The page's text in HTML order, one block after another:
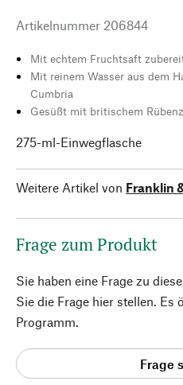
Artikelnummer 206844
Mit echtem Fruchtsaft
Mit reinem Wasser aus dem
Cumbria
Gesüßt mit britischem
275-ml-Einwegflasche
Weitere Artikel von Franklin
Frage zum Produkt
Sie haben eine Frage zu
Sie die Frage hier stellen. Es
Programm.
Frage